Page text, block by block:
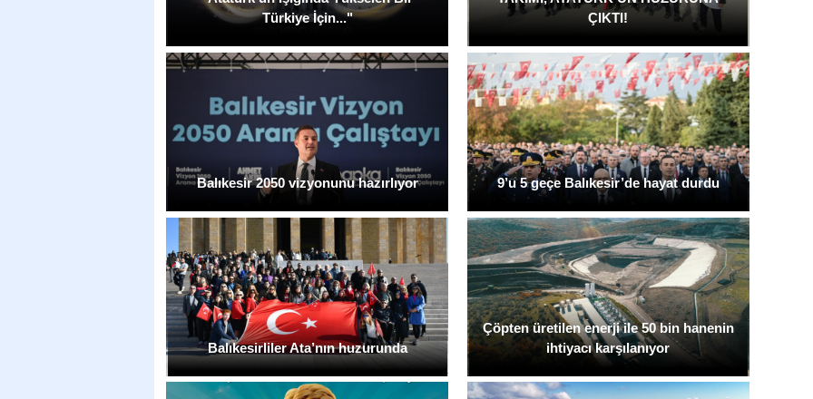
Türkiye İçin..."
ÇIKTI!
Balıkesir 2050 vizyonunu hazırlıyor 9’u 5 geçe Balıkesir’de hayat durdu
Balıkesirliler Ata’nın huzurunda
Çöpten üretilen enerji ile 50 bin hanenin
ihtiyacı karşılanıyor